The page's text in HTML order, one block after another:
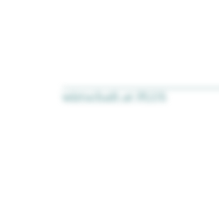
wirtschaft.at PLUS